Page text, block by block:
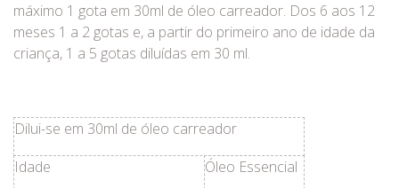
máximo 1 gota em 30ml de óleo carreador. Dos 6 aos 12
meses 1 a 2 gotas e, a partir do primeiro ano de idade da
criança, 1 a 5 gotas diluídas em 30 ml.
Dilui-se em 30ml de óleo carreador
Idade
Óleo Essencial